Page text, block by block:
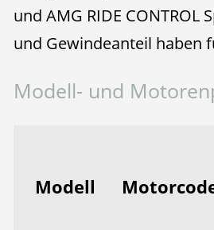
und AMG RIDE
und Gewindeanteil haben
Modell- und
Modell